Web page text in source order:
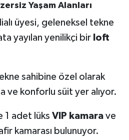
Yaşam Alanları
üyesi, geleneksel tekne
yayılan yenilikçi bir loft
sahibine özel olarak
ve konforlu süit yer alıyor.
1 adet lüks VIP kamarave
kamarası bulunuyor.